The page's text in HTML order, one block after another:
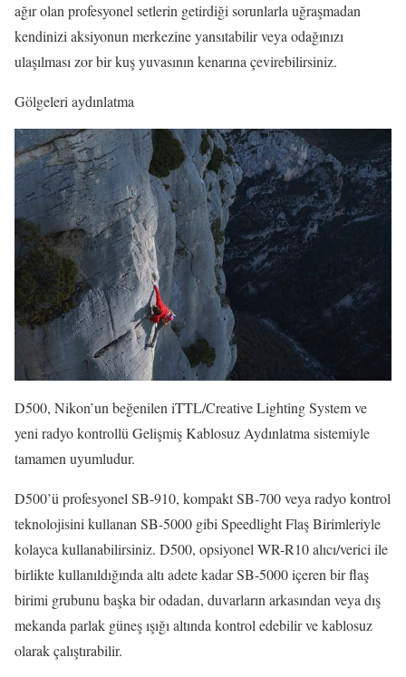
ağır olan profesyonel setlerin getirdiği sorunlarla uğraşmadan
kendinizi aksiyonun merkezine yansıtabilir veya odağınızı
ulaşılması zor bir kuş yuvasının kenarına çevirebilirsiniz.
Gölgeleri aydınlatma
D500, Nikon’un beğenilen iTTL/Creative Lighting System ve
yeni radyo kontrollü Gelişmiş Kablosuz Aydınlatma sistemiyle
tamamen uyumludur.
D500’ü profesyonel SB-910, kompakt SB-700 veya radyo kontrol
teknolojisini kullanan SB-5000 gibi Speedlight Flaş Birimleriyle
kolayca kullanabilirsiniz. D500, opsiyonel WR-R10 alıcı/verici ile
birlikte kullanıldığında altı adete kadar SB-5000 içeren bir flaş
birimi grubunu başka bir odadan, duvarların arkasından veya dış
mekanda parlak güneş ışığı altında kontrol edebilir ve kablosuz
olarak çalıştırabilir.